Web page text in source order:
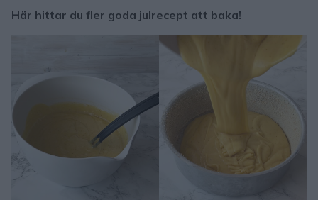
Här hittar du fler goda julrecept att baka!